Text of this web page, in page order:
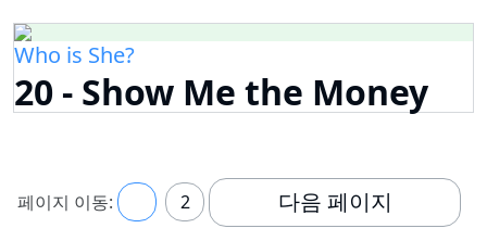
Who is She?
20 - Show Me the Money
페이지 이동: 2 다음 페이지